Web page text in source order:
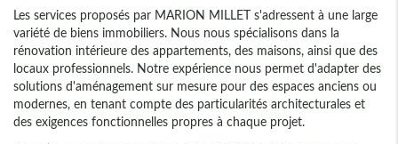
Les services proposés par MARION MILLET s'adressent à une large
variété de biens immobiliers. Nous nous spécialisons dans la
rénovation intérieure des appartements, des maisons, ainsi que des
locaux professionnels. Notre expérience nous permet d'adapter des
solutions d'aménagement sur mesure pour des espaces anciens ou
modernes, en tenant compte des particularités architecturales et
des exigences fonctionnelles propres à chaque projet.